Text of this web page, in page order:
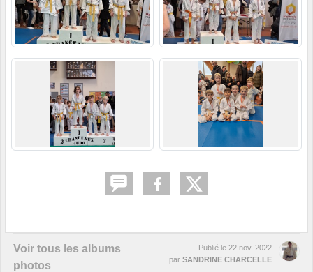
Voir tous les albums
photos
Publié le 22 nov. 2022
par SANDRINE CHARCELLE